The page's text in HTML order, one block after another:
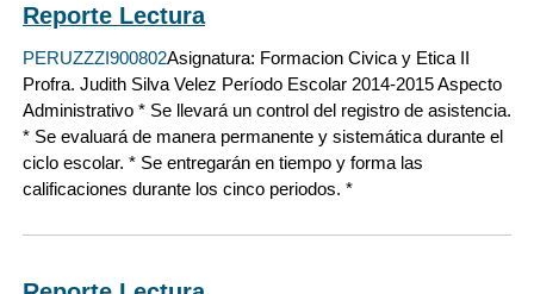
Reporte Lectura
PERUZZZI900802Asignatura: Formacion Civica y Etica II
Profra. Judith Silva Velez Período Escolar 2014-2015 Aspecto
Administrativo * Se llevará un control del registro de asistencia.
* Se evaluará de manera permanente y sistemática durante el
ciclo escolar. * Se entregarán en tiempo y forma las
calificaciones durante los cinco periodos. *